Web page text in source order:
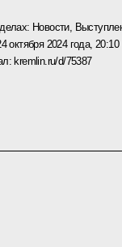
Новости,
октября 2024 года, 20:10
kremlin.ru/d/75387